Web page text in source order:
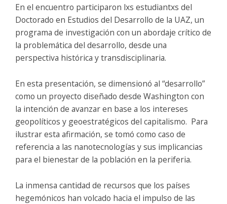
En el encuentro participaron lxs estudiantxs del
Doctorado en Estudios del Desarrollo de la UAZ, un
programa de investigación con un abordaje crítico de
la problemática del desarrollo, desde una
perspectiva histórica y transdisciplinaria.
En esta presentación, se dimensionó al “desarrollo”
como un proyecto diseñado desde Washington con
la intención de avanzar en base a los intereses
geopolíticos y geoestratégicos del capitalismo. Para
ilustrar esta afirmación, se tomó como caso de
referencia a las nanotecnologías y sus implicancias
para el bienestar de la población en la periferia.
La inmensa cantidad de recursos que los países
hegemónicos han volcado hacia el impulso de las